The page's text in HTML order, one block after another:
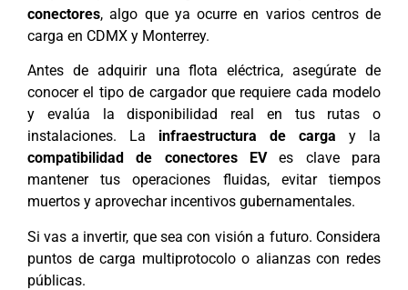
conectores, algo que ya ocurre en varios centros de
carga en CDMX y Monterrey.
Antes de adquirir una flota eléctrica, asegúrate de
conocer el tipo de cargador que requiere cada modelo
y evalúa la disponibilidad real en tus rutas o
instalaciones. La infraestructura de carga y la
compatibilidad de conectores EVes clave para
mantener tus operaciones fluidas, evitar tiempos
muertos y aprovechar incentivos gubernamentales.
Si vas a invertir, que sea con visión a futuro. Considera
puntos de carga multiprotocolo o alianzas con redes
públicas.